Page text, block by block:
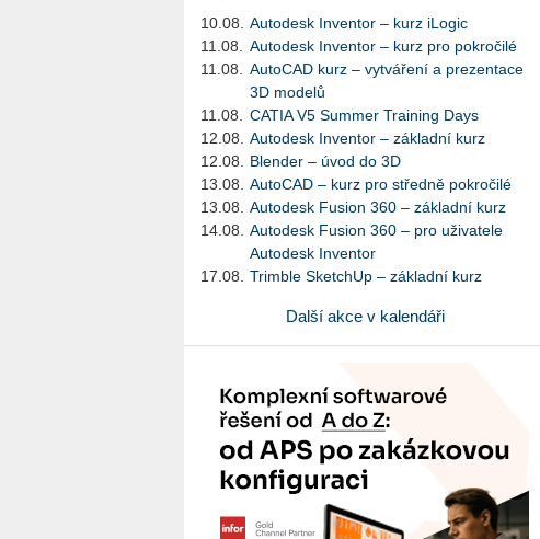
10.08.
Autodesk Inventor – kurz iLogic
11.08.
Autodesk Inventor – kurz pro pokročilé
11.08.
AutoCAD kurz – vytváření a prezentace
3D modelů
11.08.
CATIA V5 Summer Training Days
12.08.
Autodesk Inventor – základní kurz
12.08.
Blender – úvod do 3D
13.08.
AutoCAD – kurz pro středně pokročilé
13.08.
Autodesk Fusion 360 – základní kurz
14.08.
Autodesk Fusion 360 – pro uživatele
Autodesk Inventor
17.08.
Trimble SketchUp – základní kurz
Další akce v kalendáři